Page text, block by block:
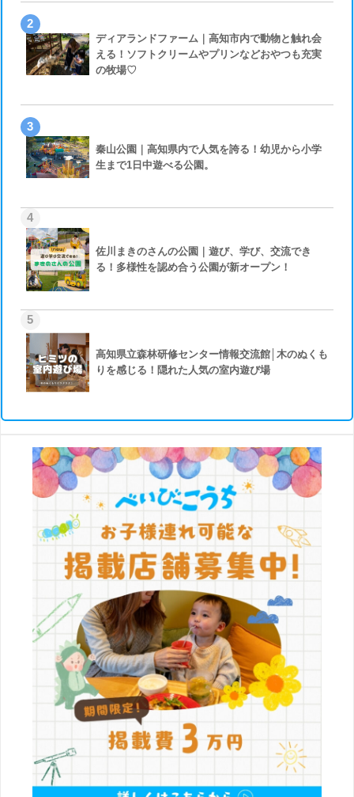
2
ディアランドファーム｜高知市内で動物と触れ会
える！ソフトクリームやプリンなどおやつも充実
の牧場♡
3
秦山公園｜高知県内で人気を誇る！幼児から小学
生まで1日中遊べる公園。
4
佐川まきのさんの公園｜遊び、学び、交流でき
る！多様性を認め合う公園が新オープン！
5
高知県立森林研修センター情報交流館│木のぬくも
りを感じる！隠れた人気の室内遊び場